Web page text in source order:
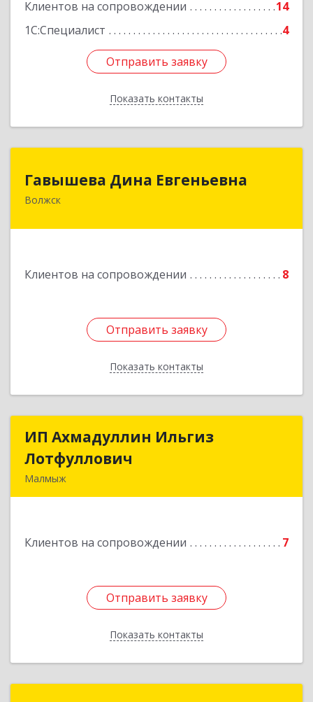
Клиентов на сопровождении
14
1С:Специалист
4
Отправить заявку
Показать контакты
Отправить заявку
Назад
Гавышева Дина Евгеньевна
Волжск
Клиентов на сопровождении 8
Отправить заявку
Показать контакты
Отправить заявку
Назад
ИП Ахмадуллин Ильгиз
Лотфуллович
Малмыж
Клиентов на сопровождении 7
Отправить заявку
Показать контакты
ИП Ахмадуллин Ильгиз
Подробнее
Отправить заявку
Назад